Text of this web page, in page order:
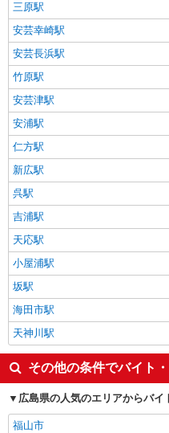
三原駅
安芸幸崎駅
安芸長浜駅
竹原駅
安芸津駅
安浦駅
仁方駅
新広駅
呉駅
吉浦駅
天応駅
小屋浦駅
坂駅
海田市駅
天神川駅
その他の条件でバイト
広島県の人気のエリアからバ
福山市